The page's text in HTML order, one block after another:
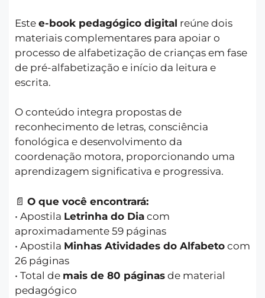
Este e-book pedagógico digital reúne dois
materiais complementares para apoiar o
processo de alfabetização de crianças em fase
de pré-alfabetização e início da leitura e
escrita.
O conteúdo integra propostas de
reconhecimento de letras, consciência
fonológica e desenvolvimento da
coordenação motora, proporcionando uma
aprendizagem significativa e progressiva.
📄 O que você encontrará:
• Apostila Letrinha do Dia com
aproximadamente 59 páginas
• Apostila Minhas Atividades do Alfabeto com
26 páginas
• Total de mais de 80 páginas de material
pedagógico